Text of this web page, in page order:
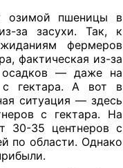
озимой пшеницы в
за засухи. Так, к
фермеров
фактическая из-за
осадков — даже на
с гектара. А вот в
ситуация — здесь
с гектара. На
30-35 центнеров с
по области. Однако